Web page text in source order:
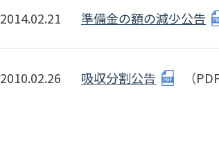
2014.02.21 準備金の額の減少公告
2010.02.26 吸収分割公告 （